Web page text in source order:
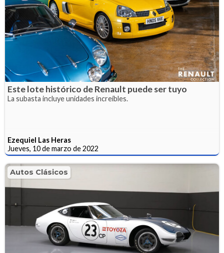
Este lote histórico de Renault puede ser tuyo
La subasta incluye unidades increíbles.
Ezequiel Las Heras
Jueves, 10 de marzo de 2022
Autos Clásicos